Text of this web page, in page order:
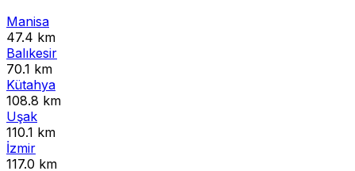
Manisa
47.4 km
Balıkesir
70.1 km
Kütahya
108.8 km
Uşak
110.1 km
İzmir
117.0 km